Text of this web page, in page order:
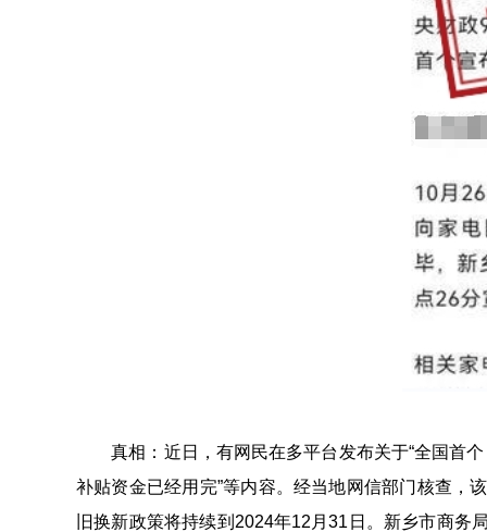
真相：近日，有网民在多平台发布关于“全国首个
补贴资金已经用完”等内容。经当地网信部门核查，
旧换新政策将持续到2024年12月31日。新乡市商